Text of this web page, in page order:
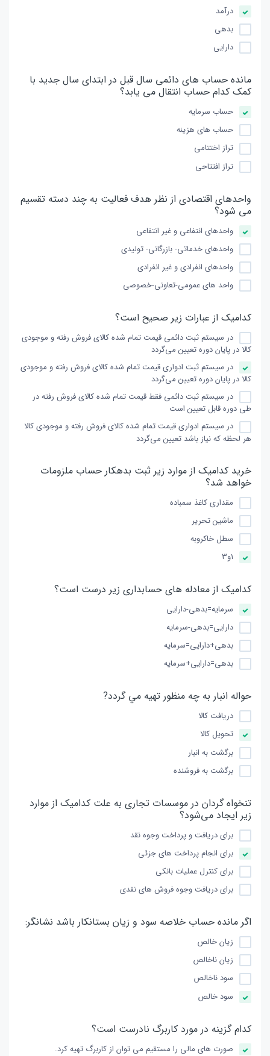
درآمد
بدهی
دارایی
مانده حساب های دائمی سال قبل در ابتدای سال جدید با
کمک کدام حساب انتقال می یابد؟
حساب سرمایه
حساب های هزینه
تراز اختتامی
تراز افتتاحی
واحدهای اقتصادی از نظر هدف فعالیت به چند دسته تقسیم
می شود؟
واحدهای انتفاعی و غیر انتفاعی
واحدهای خدماتی- بازرگانی- تولیدی
واحدهای انفرادی و غیر انفرادی
واحد های عمومی-تعاونی-خصوصی
کدامیک از عبارات زیر صحیح است؟
در سیستم ثبت دائمی قیمت تمام شده کالای فروش رفته و موجودی
کالا در پایان دوره تعیین می‌گردد
در سیستم ثبت ادواری قیمت تمام شده کالای فروش رفته و موجودی
کالا در پایان دوره تعیین می‌گردد
در سیستم ثبت دائمی فقط قیمت تمام شده کالای فروش رفته در
طی دوره قابل تعیین است
در سیستم ادواری قیمت تمام شده کالای فروش رفته و موجودی کالا
هر لحظه که نیاز باشد تعیین می‌گردد
خرید کدامیک از موارد زیر ثبت بدهکار حساب ملزومات
خواهد شد؟
مقداری کاغذ سمباده
ماشین تحریر
سطل خاکروبه
۱و۳
کدامیک از معادله های حسابداری زیر درست است؟
سرمایه=بدهی-دارایی
دارایی=بدهی-سرمایه
بدهی+دارایی=سرمایه
بدهی=دارایی+سرمایه
حواله انبار به چه منظور تهیه مي گردد?
دريافت کالا
تحويل كالا
برگشت به انبار
برگشت به فروشنده
تنخواه گردان در موسسات تجاری به علت کدامیک از موارد
زیر ایجاد می‌شود؟
برای دریافت و پرداخت وجوه نقد
برای انجام پرداخت های جزئی
برای کنترل عملیات بانکی
برای دریافت وجوه فروش های نقدی
اگر مانده حساب خلاصه سود و زیان بستانکار باشد نشانگر:
زیان خالص
زیان ناخالص
سود ناخالص
سود خالص
کدام گزینه در مورد کاربرگ نادرست است؟
صورت های مالی را مستقیم می توان از کاربرگ تهیه کرد.